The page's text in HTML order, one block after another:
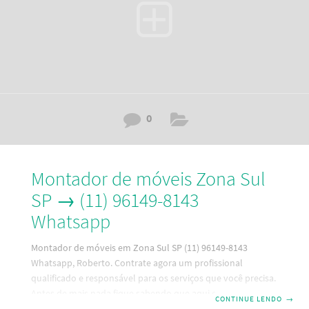
0
Montador de móveis Zona Sul
SP → (11) 96149-8143
Whatsapp
Montador de móveis em Zona Sul SP (11) 96149-8143
Whatsapp, Roberto. Contrate agora um profissional
qualificado e responsável para os serviços que você precisa.
CONTINUE LENDO →